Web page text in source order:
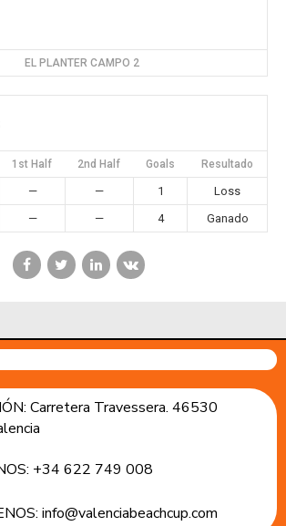
EL PLANTER CAMPO 2
1st Half 2nd Half Goals Resultado
— — 1
Loss
— — 4 Ganado
Carretera Travessera. 46530
+34 622 749 008
info@valenciabeachcup.com